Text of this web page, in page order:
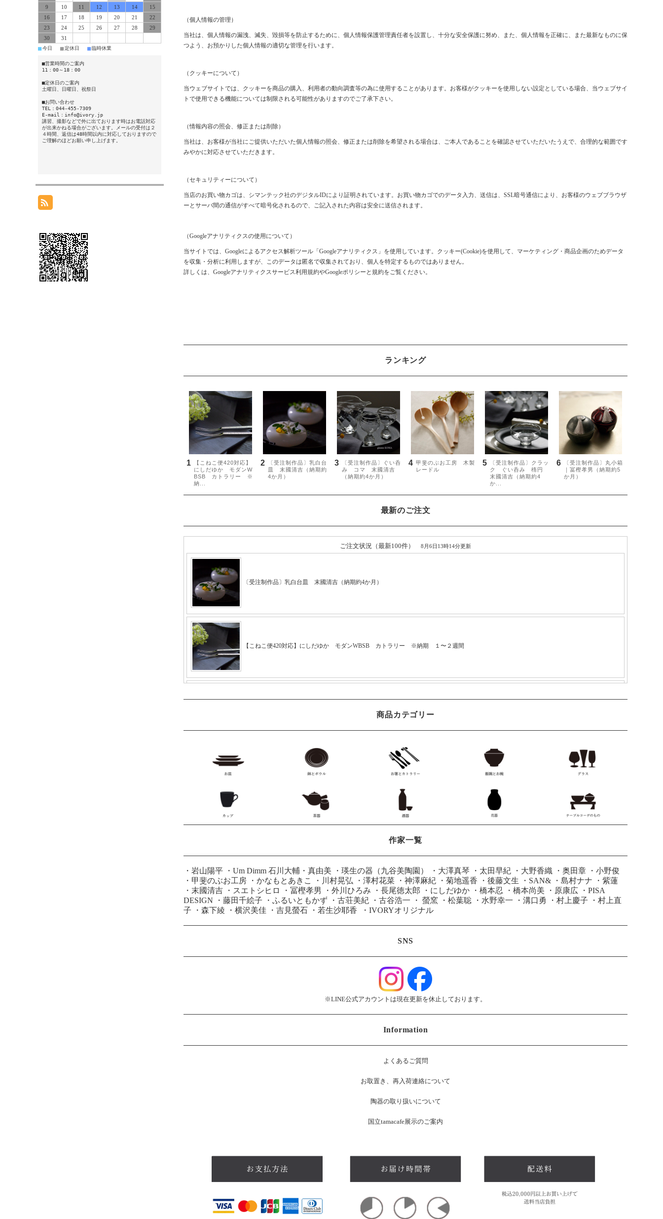
（個人情報の管理）
当社は、個人情報の漏洩、滅失、毀損等を防止するために、個人情報保護管理責任者を設置し、十分な安全保護に努め、また、個人情報を正確に、また最新なものに保
つよう、お預かりした個人情報の適切な管理を行います。
（クッキーについて）
当ウェブサイトでは、クッキーを商品の購入、利用者の動向調査等の為に使用することがあります。お客様がクッキーを使用しない設定としている場合、当ウェブサイ
トで使用できる機能については制限される可能性がありますのでご了承下さい。
（情報内容の照会、修正または削除）
当社は、お客様が当社にご提供いただいた個人情報の照会、修正または削除を希望される場合は、ご本人であることを確認させていただいたうえで、合理的な範囲です
みやかに対応させていただきます。
（セキュリティーについて）
当店のお買い物カゴは、シマンテック社のデジタルIDにより証明されています。お買い物カゴでのデータ入力、送信は、SSL暗号通信により、お客様のウェブブラウザ
ーとサーバ間の通信がすべて暗号化されるので、ご記入された内容は安全に送信されます。
（Googleアナリティクスの使用について）
当サイトでは、Googleによるアクセス解析ツール「Googleアナリティクス」を使用しています。クッキー(Cookie)を使用して、マーケティング・商品企画のためデータ
を収集・分析に利用しますが、このデータは匿名で収集されており、個人を特定するものではありません。
詳しくは、 Googleアナリティクスサービス利用規約やGoogleポリシーと規約をご覧ください。
ランキング
最新のご注文
商品カテゴリー
作家一覧
・ 岩山陽平 ・ Um Dimm 石川大輔・真由美 ・ 瑛生の器（九谷美陶園） ・ 大澤真琴 ・ 太田早紀 ・ 大野香織 ・ 奥田章 ・ 小野俊
・ 甲斐のぶお工房 ・ かなもとあきこ ・ 川村晃弘 ・ 澤村花菜 ・ 神澤麻紀 ・ 菊地遥香 ・ 後藤文生 ・ SAN& ・ 島村ナナ ・ 紫蓮
・ 末國清吉 ・ スエトシヒロ ・ 冨樫孝男 ・ 外川ひろみ ・ 長尾徳太郎 ・ にしだゆか ・ 橋本忍 ・ 橋本尚美 ・ 原康広 ・ PISA
DESIGN
・ 藤田千絵子 ・ ふるいともかず ・ 古荘美紀 ・ 古谷浩一 ・ 螢窯 ・ 松葉聡 ・ 水野幸一 ・ 溝口勇 ・ 村上慶子 ・ 村上直
子
・ 森下綾 ・ 横沢美佳 ・ 吉見螢石 ・ 若生沙耶香 ・ IVORYオリジナル
SNS
※LINE公式アカウントは現在更新を休止しております。
Information
よくあるご質問
お取置き、再入荷連絡について
陶器の取り扱いについて
国立tamacafe展示のご案内
9
10 11 12 13 14
15
16
17 18 19 20 21
22
23
24 25 26 27 28
29
30
31
■今日 ■定休日 ■臨時休業
■営業時間のご案内
11：00～18：00
■定休日のご案内
土曜日、日曜日、祝祭日
■お問い合わせ
TEL：044-455-7309
E-mail：info@ivory.jp
講習、撮影などで外に出ております時はお電話対応
が出来かねる場合がございます。メールの受付は２
４時間、返信は48時間以内に対応しておりますので
ご理解のほどお願い申し上げます。